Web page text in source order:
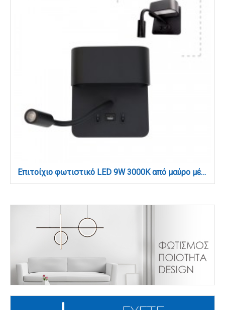
Επιτοίχιο φωτιστικό LED 9W 3000K από μαύρο μέταλλο D:16cm (43036-BL)